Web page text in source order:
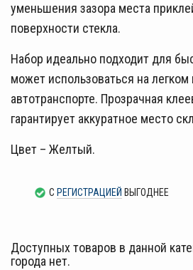
уменьшения зазора места
поверхности стекла.
Набор идеально подходит для
может использоваться на
автотранспорте. Прозрачная
гарантирует аккуратное место
Цвет – Желтый.
С РЕГИСТРАЦИЕЙ ВЫГОДНЕЕ
Доступных товаров в данной
города нет.